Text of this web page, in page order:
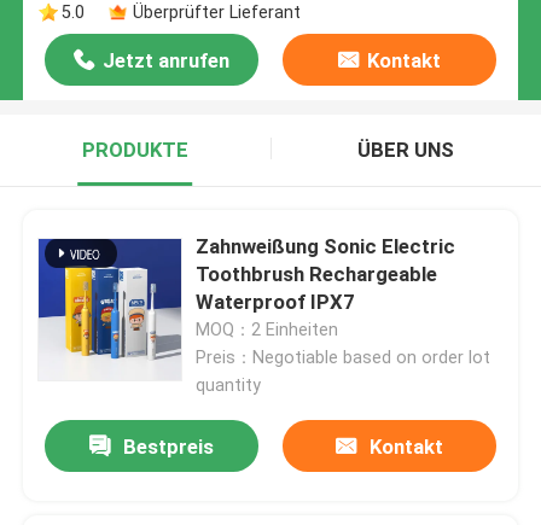
5.0
Überprüfter Lieferant
Jetzt anrufen Kontakt
PRODUKTE ÜBER UNS
Zahnweißung Sonic Electric
Toothbrush Rechargeable
Waterproof IPX7
MOQ：2 Einheiten
Preis：Negotiable based on order lot
quantity
Bestpreis Kontakt